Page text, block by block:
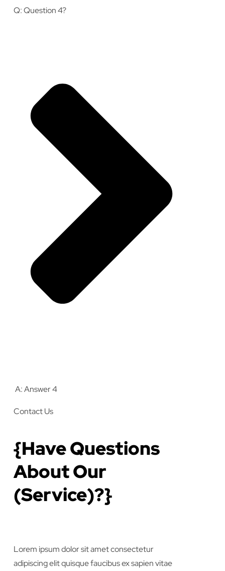
Q: Question 4?
A: Answer 4
Contact Us
{Have Questions
About Our
(Service)?}
Lorem ipsum dolor sit amet consectetur
adipiscing elit quisque faucibus ex sapien vitae